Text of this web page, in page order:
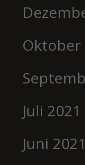
Oktober
Juli 2021
Juni 2021